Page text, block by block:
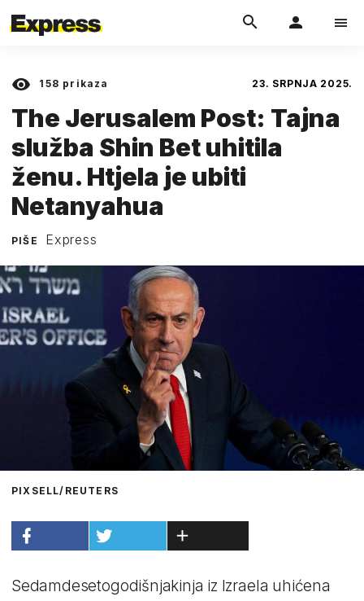
158 prikaza 23. SRPNJA 2025.
The Jerusalem Post: Tajna
služba Shin Bet uhitila
ženu. Htjela je ubiti
Netanyahua
PIŠE Express
PIXSELL/REUTERS
Sedamdesetogodišnjakinja iz Izraela uhićena